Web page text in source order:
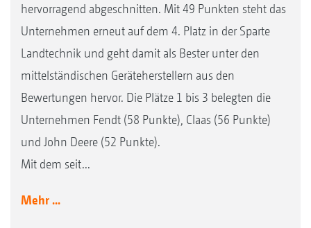
hervorragend abgeschnitten. Mit 49 Punkten steht das
Unternehmen erneut auf dem 4. Platz in der Sparte
Landtechnik und geht damit als Bester unter den
mittelständischen Geräteherstellern aus den
Bewertungen hervor. Die Plätze 1 bis 3 belegten die
Unternehmen Fendt (58 Punkte), Claas (56 Punkte)
und John Deere (52 Punkte).
Mit dem seit...
Mehr ...